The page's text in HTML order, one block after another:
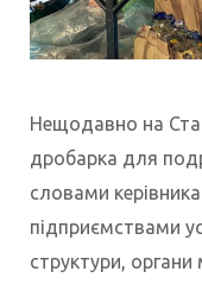
Нещодавно на
дробарка для
словами
підприємствами
структури,